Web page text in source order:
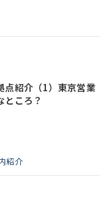
点紹介（1）東京営業
ところ？
紹介